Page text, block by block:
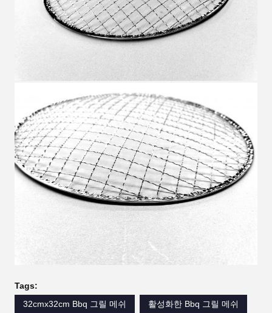
Tags:
32cmx32cm Bbq 그릴 메쉬
활성화한 Bbq 그릴 메쉬